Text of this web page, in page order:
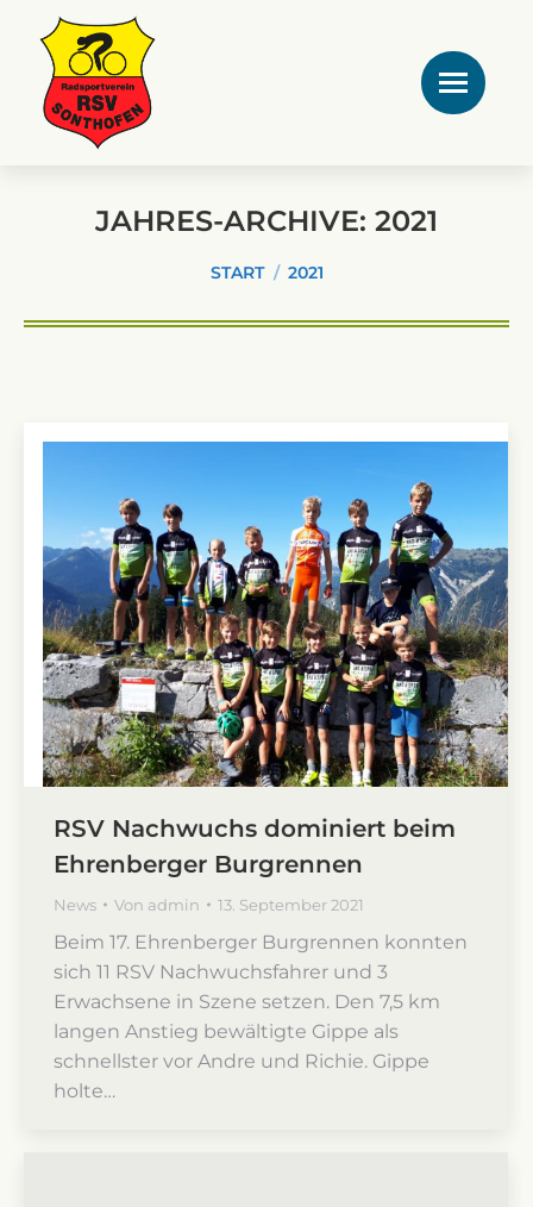
JAHRES-ARCHIVE: 2021
START 2021
RSV Nachwuchs dominiert beim
Ehrenberger Burgrennen
News Von admin 13. September 2021
Beim 17. Ehrenberger Burgrennen konnten
sich 11 RSV Nachwuchsfahrer und 3
Erwachsene in Szene setzen. Den 7,5 km
langen Anstieg bewältigte Gippe als
schnellster vor Andre und Richie. Gippe
holte…